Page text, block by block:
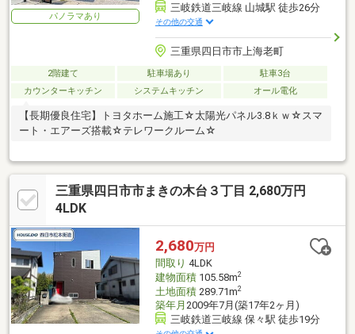
パノラマあり
三岐鉄道三岐線 山城駅 徒歩26分
その他の交通
三重県四日市市上海老町
2階建て 駐車場あり
駐車3台
カウンターキッチン
システムキッチン オール電化
【長期優良住宅】トヨタホーム施工☆太陽光パネル3.8ｋｗ☆スマ
ート・エアーズ搭載☆テレワークルーム☆
三重県四日市市まきの木台３丁目 2,680万円
4LDK
2,680万円
間取り 4LDK
建物面積105.58m2
土地面積289.71m2
築年月 2009年7月(築17年2ヶ月)
三岐鉄道三岐線 保々駅 徒歩19分